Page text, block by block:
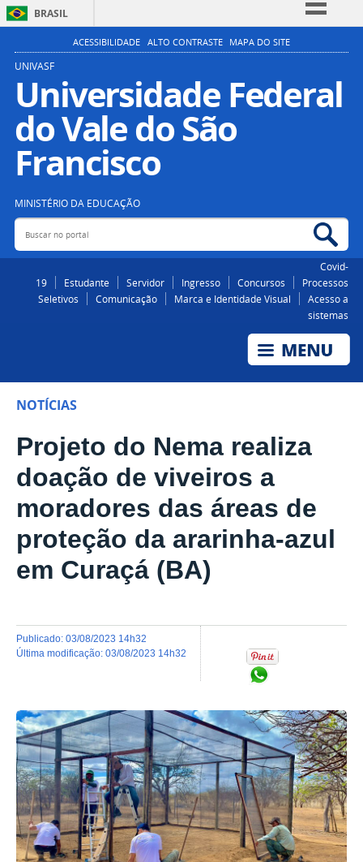
BRASIL
Simplifique!
Participe
Acesso à informação
Legislação
ACESSIBILIDADE ALTO CONTRASTE MAPA DO SITE
UNIVASF
Universidade Federal
do Vale do São
Francisco
MINISTÉRIO DA EDUCAÇÃO
Buscar no portal
Covid-
19
Estudante Servidor Ingresso Concursos
Processos
Seletivos
Comunicação Marca e Identidade Visual
Acesso a
sistemas
NOTÍCIAS
Projeto do Nema realiza
doação de viveiros a
moradores das áreas de
proteção da ararinha-azul
em Curaçá (BA)
publicado: 03/08/2023 14h32
última modificação: 03/08/2023 14h32